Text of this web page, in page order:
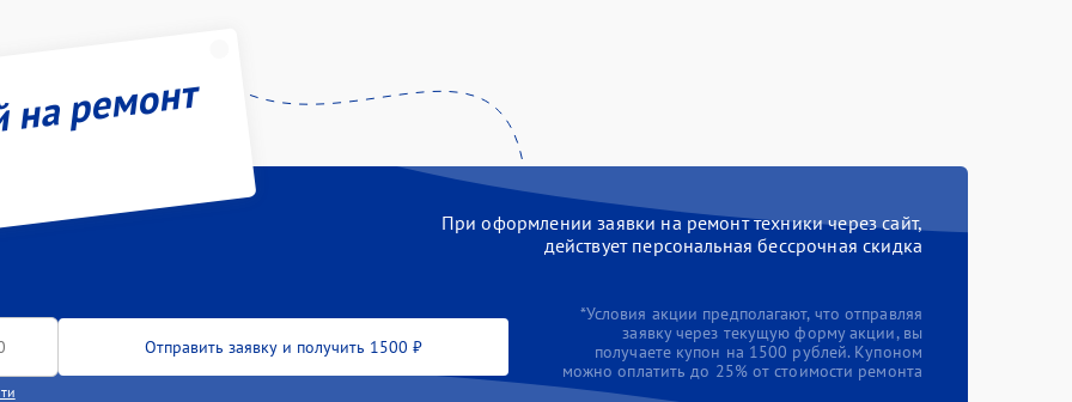
ремонт
При оформлении заявки на ремонт техники через сайт,
действует персональная бессрочная скидка
Отправить заявку и получить 1500 ₽
*Условия акции предполагают, что отправляя
заявку через текущую форму акции, вы
получаете купон на 1500 рублей. Купоном
можно оплатить до 25% от стоимости ремонта